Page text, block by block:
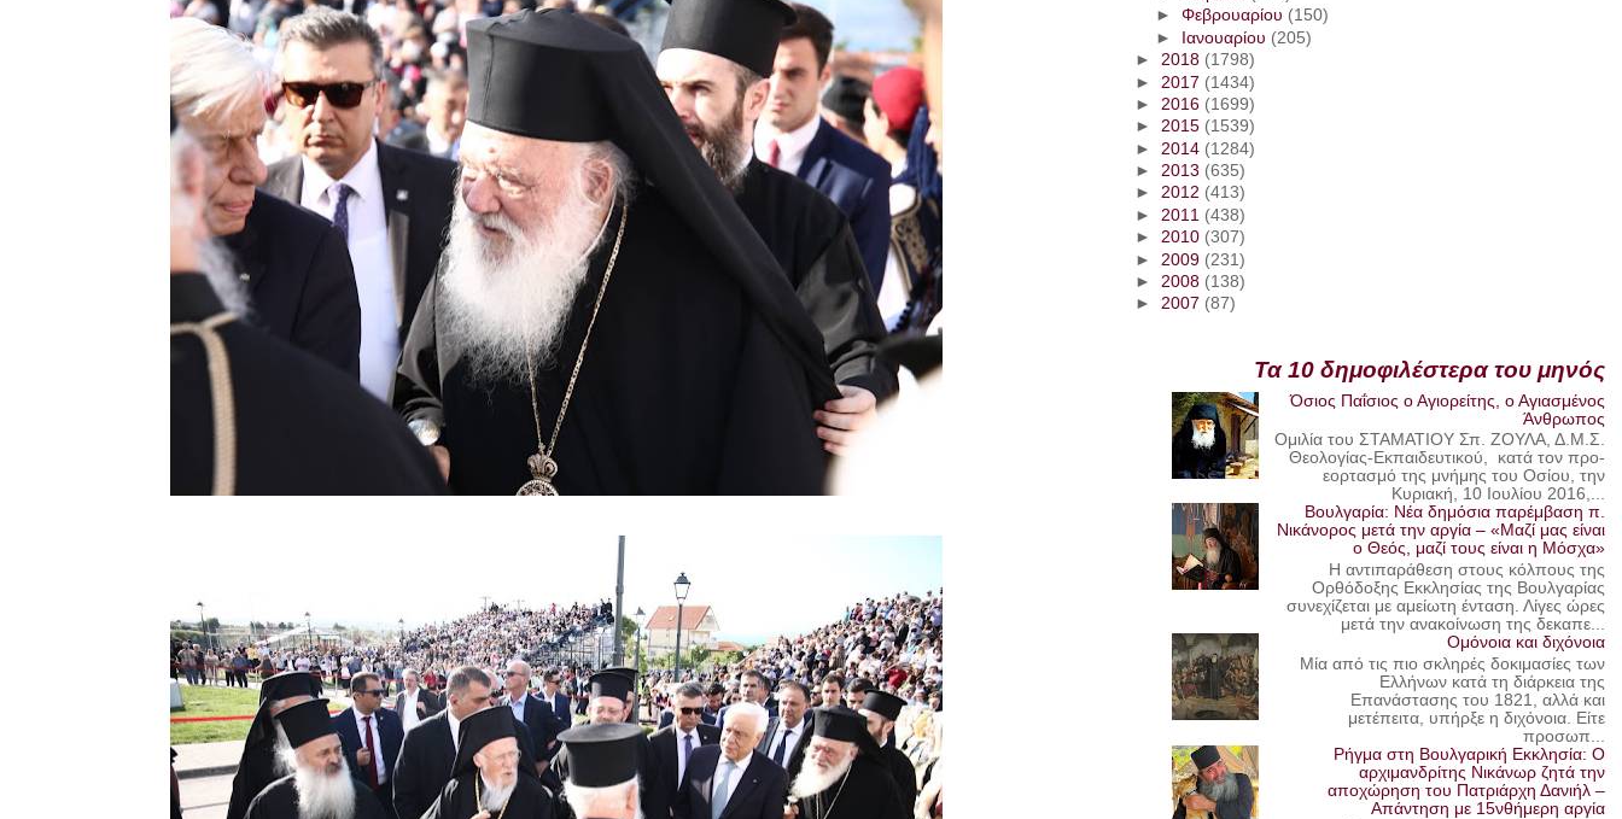
► Φεβρουαρίου (150)
►
Ιανουαρίου (205)
►2018 (1798)
► 2017 (1434)
► 2016 (1699)
►2015 (1539)
► 2014 (1284)
►2013 (635)
►2012 (413)
► 2011 (438)
►2010 (307)
► 2009 (231)
►2008 (138)
►2007 (87)
Τα 10 δημοφιλέστερα του μηνός
Όσιος Παΐσιος ο Αγιορείτης, ο Αγιασμένος
Άνθρωπος
Ομιλία του ΣΤΑΜΑΤΙΟΥ Σπ. ΖΟΥΛΑ, Δ.Μ.Σ.
Θεολογίας-Εκπαιδευτικού, κατά τον προ-
εορτασμό της μνήμης του Οσίου, την
Κυριακή, 10 Ιουλίου 2016,...
Βουλγαρία: Νέα δημόσια παρέμβαση π.
Νικάνορος μετά την αργία – «Μαζί μας είναι
ο Θεός, μαζί τους είναι η Μόσχα»
Η αντιπαράθεση στους κόλπους της
Ορθόδοξης Εκκλησίας της Βουλγαρίας
συνεχίζεται με αμείωτη ένταση. Λίγες ώρες
μετά την ανακοίνωση της δεκαπε...
Ομόνοια και διχόνοια
Μία από τις πιο σκληρές δοκιμασίες των
Ελλήνων κατά τη διάρκεια της
Επανάστασης του 1821, αλλά και
μετέπειτα, υπήρξε η διχόνοια. Είτε
προσωπ...
Ρήγμα στη Βουλγαρική Εκκλησία: Ο
αρχιμανδρίτης Νικάνωρ ζητά την
αποχώρηση του Πατριάρχη Δανιήλ –
Απάντηση με 15νθήμερη αργία